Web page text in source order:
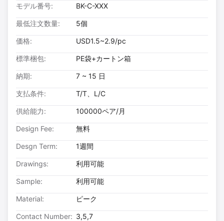
モデル番号: BK-C-XXX
最低注文数量: 5個
価格: USD1.5~2.9/pc
標準梱包: PE袋+カートン箱
納期: 7 ~ 15 日
支払条件: T/T、L/C
供給能力: 100000ペア/月
Design Fee: 無料
Desgn Term: 1週間
Drawings: 利用可能
Sample: 利用可能
Material: ピーク
Contact Number: 3,5,7